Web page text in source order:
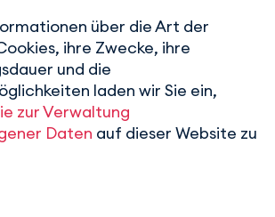
über die Art der
ihre Zwecke, ihre
und die
laden wir Sie ein,
zur Verwaltung
Daten auf dieser Website zu